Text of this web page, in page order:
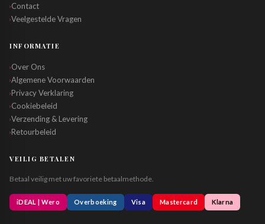
›Contact
›Veelgestelde Vragen
INFORMATIE
›Over Ons
›Algemene Voorwaarden
›Privacy Verklaring
›Cookiebeleid
›Verzending & Levering
›Retourbeleid
VEILIG BETALEN
Betaal veilig met uw favoriete betaalmethode.
iDEAL | Wero Overboeking Visa Mastercard Klarna